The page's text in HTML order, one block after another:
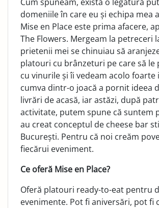
domeniile în care eu și echipa mea
Mise en Place este prima afacere,
The Flowers. Mergeam la petreceri
prietenii mei se chinuiau să
platouri cu brânzeturi pe care să le
cu vinurile și îi vedeam acolo foarte
cumva dintr-o joacă a pornit ideea
livrări de acasă, iar astăzi, după
activitate, putem spune că suntem
au creat conceptul de cheese bar
București. Pentru că noi creăm
fiecărui eveniment.
Ce oferă Mise en Place?
Oferă platouri ready-to-eat pentru
evenimente. Pot fi aniversări, pot fi